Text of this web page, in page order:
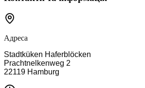
Адреса
Stadtküken Haferblöcken
Prachtnelkenweg 2
22119 Hamburg